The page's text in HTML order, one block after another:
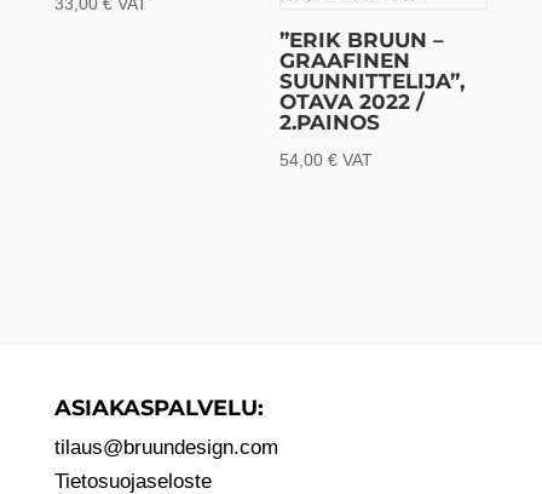
”ERIK BRUUN –
GRAAFINEN
SUUNNITTELIJA”,
OTAVA 2022 /
2.PAINOS
54,00€ VAT
ASIAKASPALVELU:
tilaus@bruundesign.com
Tietosuojaseloste